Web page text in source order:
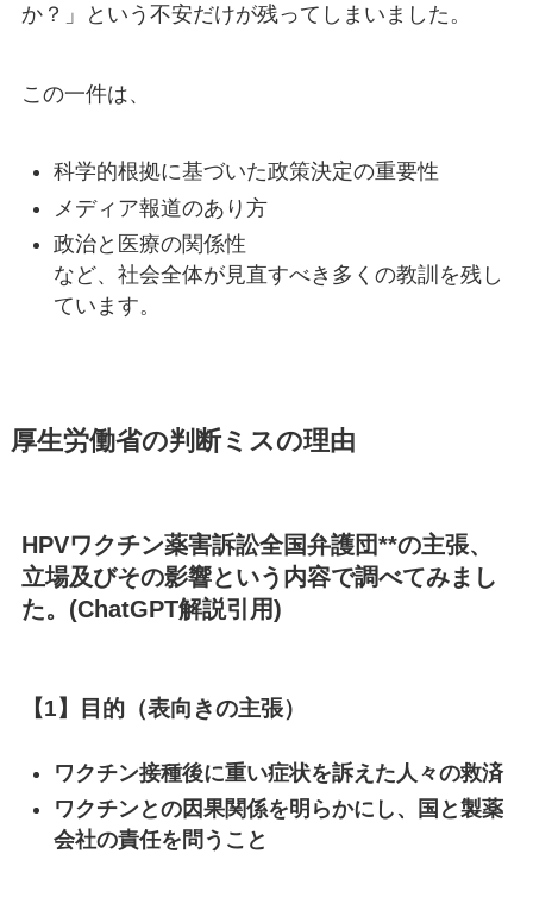
か？」という不安だけが残ってしまいました。
この一件は、
科学的根拠に基づいた政策決定の重要性
メディア報道のあり方
政治と医療の関係性
など、社会全体が見直すべき多くの教訓を残し
ています。
厚生労働省の判断ミスの理由
HPVワクチン薬害訴訟全国弁護団**の主張、
立場及びその影響という内容で調べてみまし
た。(ChatGPT解説引用)
【1】目的（表向きの主張）
ワクチン接種後に重い症状を訴えた人々の救済
ワクチンとの因果関係を明らかにし、国と製薬
会社の責任を問うこと